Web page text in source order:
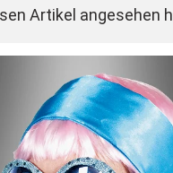
Artikel angesehen